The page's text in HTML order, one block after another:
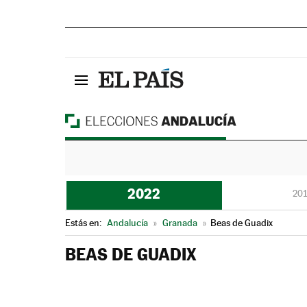
2022
Estás en: Andalucía » Granada » Beas de Guadix
BEAS DE GUADIX